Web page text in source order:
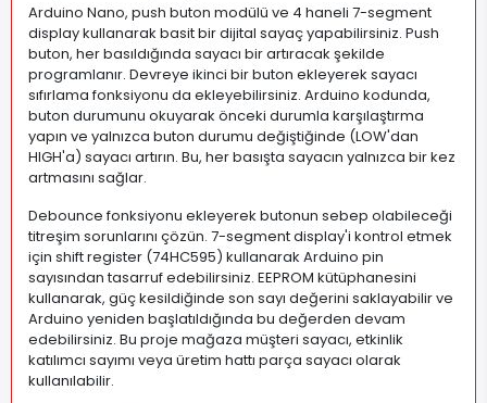
Arduino Nano, push buton modülü ve 4 haneli 7-segment
display kullanarak basit bir dijital sayaç yapabilirsiniz. Push
buton, her basıldığında sayacı bir artıracak şekilde
programlanır. Devreye ikinci bir buton ekleyerek sayacı
sıfırlama fonksiyonu da ekleyebilirsiniz. Arduino kodunda,
buton durumunu okuyarak önceki durumla karşılaştırma
yapın ve yalnızca buton durumu değiştiğinde (LOW'dan
HIGH'a) sayacı artırın. Bu, her basışta sayacın yalnızca bir kez
artmasını sağlar.
Debounce fonksiyonu ekleyerek butonun sebep olabileceği
titreşim sorunlarını çözün. 7-segment display'i kontrol etmek
için shift register (74HC595) kullanarak Arduino pin
sayısından tasarruf edebilirsiniz. EEPROM kütüphanesini
kullanarak, güç kesildiğinde son sayı değerini saklayabilir ve
Arduino yeniden başlatıldığında bu değerden devam
edebilirsiniz. Bu proje mağaza müşteri sayacı, etkinlik
katılımcı sayımı veya üretim hattı parça sayacı olarak
kullanılabilir.